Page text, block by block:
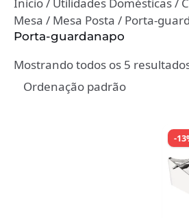
Mesa / Mesa Posta / Porta-
Porta-guardanapo
Mostrando todos os 5
-